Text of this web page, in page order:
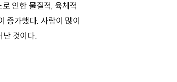
인한 물질적, 육체적
증가했다. 사람이 많이
난 것이다.